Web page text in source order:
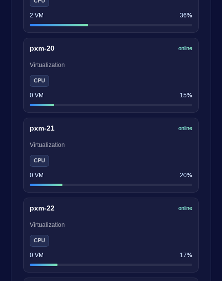
2 VM 36%
pxm-20 online
Virtualization
CPU
0 VM 15%
pxm-21 online
Virtualization
CPU
0 VM 20%
pxm-22 online
Virtualization
CPU
0 VM 17%